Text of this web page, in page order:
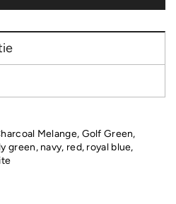
Melange, Golf Green,
green, navy, red, royal blue,